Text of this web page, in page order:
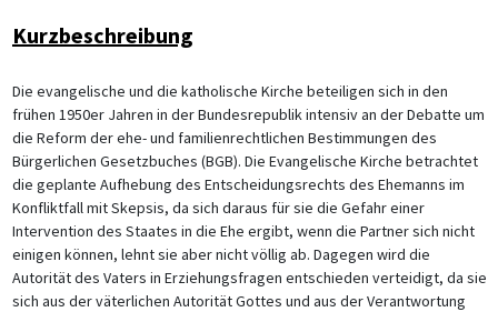
Kurzbeschreibung
Die evangelische und die katholische Kirche beteiligen sich in den
frühen 1950er Jahren in der Bundesrepublik intensiv an der Debatte um
die Reform der ehe- und familienrechtlichen Bestimmungen des
Bürgerlichen Gesetzbuches (BGB). Die Evangelische Kirche betrachtet
die geplante Aufhebung des Entscheidungsrechts des Ehemanns im
Konfliktfall mit Skepsis, da sich daraus für sie die Gefahr einer
Intervention des Staates in die Ehe ergibt, wenn die Partner sich nicht
einigen können, lehnt sie aber nicht völlig ab. Dagegen wird die
Autorität des Vaters in Erziehungsfragen entschieden verteidigt, da sie
sich aus der väterlichen Autorität Gottes und aus der Verantwortung